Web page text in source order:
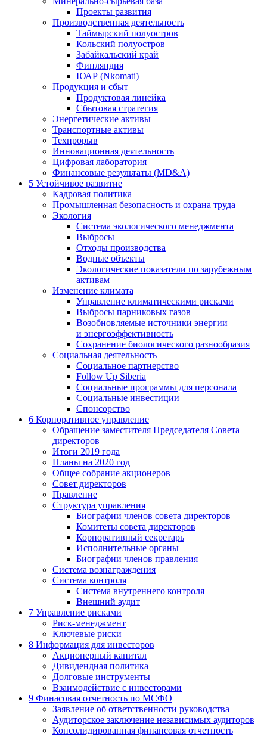
Проекты развития
Производственная деятельность
Таймырский полуостров
Кольский полуостров
Забайкальский край
Финляндия
ЮАР (Nkomati)
Продукция и сбыт
Продуктовая линейка
Сбытовая стратегия
Энергетические активы
Транспортные активы
Техпрорыв
Инновационная деятельность
Цифровая лаборатория
Финансовые результаты (MD&A)
5 Устойчивое развитие
Кадровая политика
Промышленная безопасность и охрана труда
Экология
Система экологического менеджмента
Выбросы
Отходы производства
Водные объекты
Экологические показатели по зарубежным
активам
Изменение климата
Управление климатическими рисками
Выбросы парниковых газов
Возобновляемые источники энергии
и энергоэффективность
Сохранение биологического разнообразия
Социальная деятельность
Социальное партнерство
Follow Up Siberia
Социальные программы для персонала
Социальные инвестиции
Спонсорство
6 Корпоративное управление
Обращение заместителя Председателя Совета
директоров
Итоги 2019 года
Планы на 2020 год
Общее собрание акционеров
Совет директоров
Правление
Структура управления
Биографии членов совета директоров
Комитеты совета директоров
Корпоративный секретарь
Исполнительные органы
Биографии членов правления
Система вознаграждения
Система контроля
Система внутреннего контроля
Внешний аудит
7 Управление рисками
Риск-менеджмент
Ключевые риски
8 Информация для инвесторов
Акционерный капитал
Дивидендная политика
Долговые инструменты
Взаимодействие с инвеcторами
9 Финасовая отчетность по МСФО
Заявление об ответственности руководства
Аудиторское заключение независимых аудиторов
Консолидированная финансовая отчетность